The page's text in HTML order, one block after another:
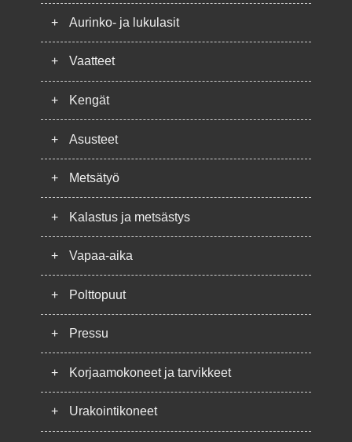
+ Aurinko- ja lukulasit
+ Vaatteet
+ Kengät
+ Asusteet
+ Metsätyö
+ Kalastus ja metsästys
+ Vapaa-aika
+ Polttopuut
+ Pressu
+ Korjaamokoneet ja tarvikkeet
+ Urakointikoneet